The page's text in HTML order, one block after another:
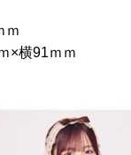
ｍ
×横91ｍｍ